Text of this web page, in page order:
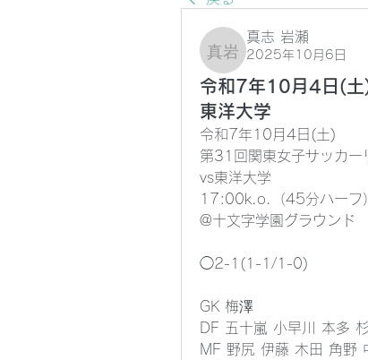
真志 岩瀬
真志 岩瀬
2025年10月6日
令和7年10月4日(
東洋大学
令和7年10月4日(土)
第31回関東女子サッカー
vs東洋大学
17:00k.o.（45分ハーフ
@十文字学園グラウンド
◯2-1(1-1/1-0)
GK 梅澤
DF 五十嵐 小早川 本多
MF 野尻 伊藤 木田 角野